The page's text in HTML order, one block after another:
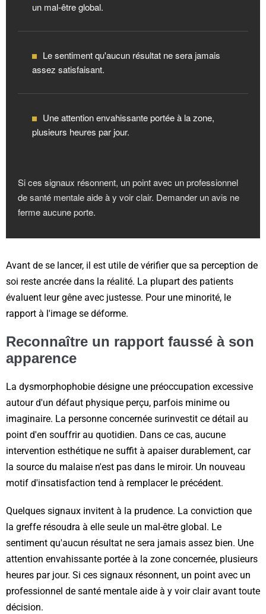
un mal-être global.
Le sentiment qu'aucun résultat ne sera jamais
assez satisfaisant.
Une attention envahissante portée à la zone,
plusieurs heures par jour.
Si ces signaux résonnent, un point avec un professionnel
de santé mentale aide à y voir clair. Demander un avis ne
ferme aucune porte.
Avant de se lancer, il est utile de vérifier que sa perception de
soi reste ancrée dans la réalité. La plupart des patients
évaluent leur gêne avec justesse. Pour une minorité, le
rapport à l'image se déforme.
Reconnaître un rapport faussé à son
apparence
La dysmorphophobie désigne une préoccupation excessive
autour d'un défaut physique perçu, parfois minime ou
imaginaire. La personne concernée surinvestit ce détail au
point d'en souffrir au quotidien. Dans ce cas, aucune
intervention esthétique ne suffit à apaiser durablement, car
la source du malaise n'est pas dans le miroir. Un nouveau
motif d'insatisfaction tend à remplacer le précédent.
Quelques signaux invitent à la prudence. La conviction que
la greffe résoudra à elle seule un mal-être global. Le
sentiment qu'aucun résultat ne sera jamais assez bien. Une
attention envahissante portée à la zone concernée, plusieurs
heures par jour. Si ces signaux résonnent, un point avec un
professionnel de santé mentale aide à y voir clair avant toute
décision.